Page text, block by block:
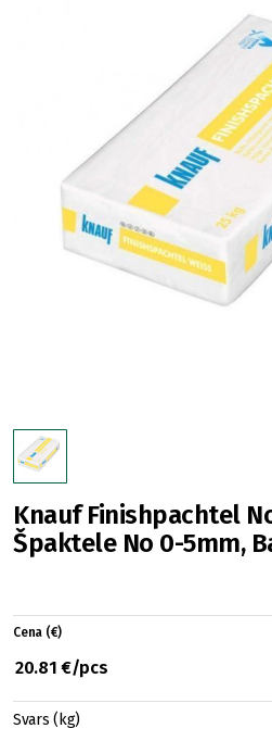
Knauf Finishpachtel
Špaktele No 0-5mm,
Cena (€)
20.81 €/pcs
Svars (kg)